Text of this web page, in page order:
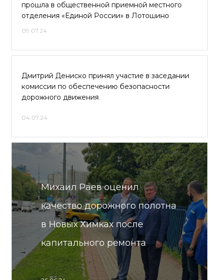
прошла в общественной приемной местного
отделения «Единой России» в Лотошино
09.07.24
Дмитрий Дениско принял участие в заседании
комиссии по обеспечению безопасности
дорожного движения
04.07.24
Михаил Раев оценил
качество дорожного полотна
в Новых Химках после
капитального ремонта